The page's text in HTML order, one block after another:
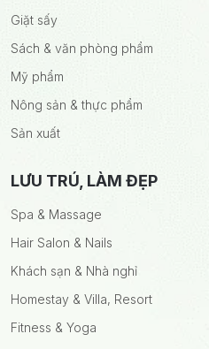
Giặt sấy
Sách & văn phòng phẩm
Mỹ phẩm
Nông sản & thực phẩm
Sản xuất
LƯU TRÚ, LÀM ĐẸP
Spa & Massage
Hair Salon & Nails
Khách sạn & Nhà nghỉ
Homestay & Villa, Resort
Fitness & Yoga